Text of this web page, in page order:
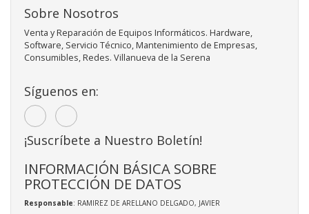
Sobre Nosotros
Venta y Reparación de Equipos Informáticos. Hardware,
Software, Servicio Técnico, Mantenimiento de Empresas,
Consumibles, Redes. Villanueva de la Serena
Síguenos en:
¡Suscríbete a Nuestro Boletín!
INFORMACIÓN BÁSICA SOBRE
PROTECCIÓN DE DATOS
Responsable: RAMIREZ DE ARELLANO DELGADO, JAVIER